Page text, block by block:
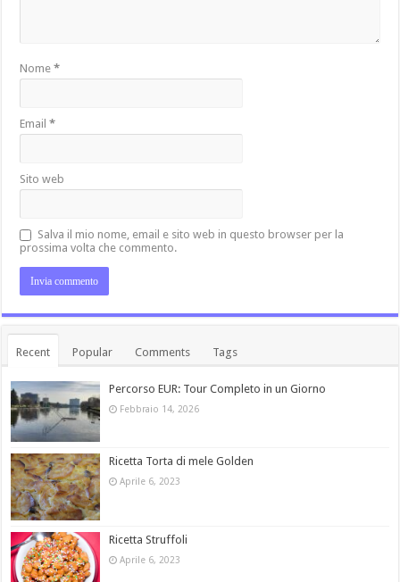
Nome*
Email*
Sito web
Salva il mio nome, email e sito web in questo browser per la
prossima volta che commento.
Recent Popular Comments Tags
Percorso EUR: Tour Completo in un Giorno
Febbraio 14, 2026
Ricetta Torta di mele Golden
Aprile 6, 2023
Ricetta Struffoli
Aprile 6, 2023